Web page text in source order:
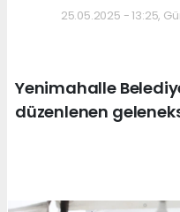
25.05.2025 - 13:25,
Yenimahalle
düzenlenen